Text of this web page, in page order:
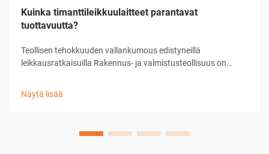
Kuinka timanttileikkuulaitteet parantavat
tuottavuutta?
Teollisen tehokkuuden vallankumous edistyneillä
leikkausratkaisuilla Rakennus- ja valmistusteollisuus on
kehityksessä...
Näytä lisää